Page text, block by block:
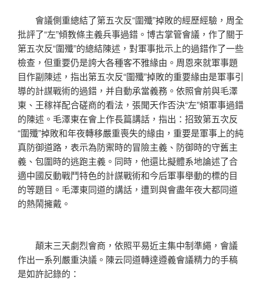
會議側重總結了第五次反“圍殲”掉敗的經歷經驗，周全
批評了“左”傾教條主義兵事過錯。博古掌管會議，作了關于
第五次反“圍殲”的總結陳述，對軍事批示上的過錯作了一些
檢查，但重要仍是誇大各種客不雅緣由。周恩來就軍事題
目作副陳述，指出第五次反“圍殲”掉敗的重要緣由是軍事引
導的計謀戰術的過錯，并自動承當義務。依照會前與毛澤
東、王稼祥配合磋商的看法，張聞天作否決“左”傾軍事過錯
的陳述。毛澤東在會上作長篇講話，指出：招致第五次反
“圍殲”掉敗和年夜轉移嚴重喪失的緣由，重要是軍事上的純
真防御道路，表示為防禦時的冒險主義、防御時的守舊主
義、包圍時的逃跑主義。同時，他還比擬體系地論述了合
適中國反動戰鬥特色的計謀戰術和今后軍事舉動的標的目
的等題目。毛澤東同道的講話，遭到與會盡年夜大都同道
的熱鬧擁戴。
顛末三天劇烈會商，依照平易近主集中制準繩，會議
作出一系列嚴重決議。陳云同道轉達遵義會議精力的手稿
是如許記錄的：